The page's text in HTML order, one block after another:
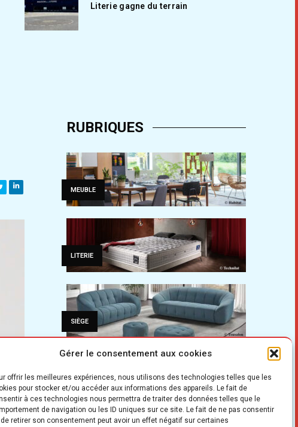
Gérer le consentement aux cookies
offrir les meilleures expériences, nous utilisons des technologies telles que les
pour stocker et/ou accéder aux informations des appareils. Le fait de
à ces technologies nous permettra de traiter des données telles que le
de navigation ou les ID uniques sur ce site. Le fait de ne pas consentir
de retirer son consentement peut avoir un effet négatif sur certaines
Literie gagne du terrain
RUBRIQUES
MEUBLE
LITERIE
SIÈGE
CUISINE